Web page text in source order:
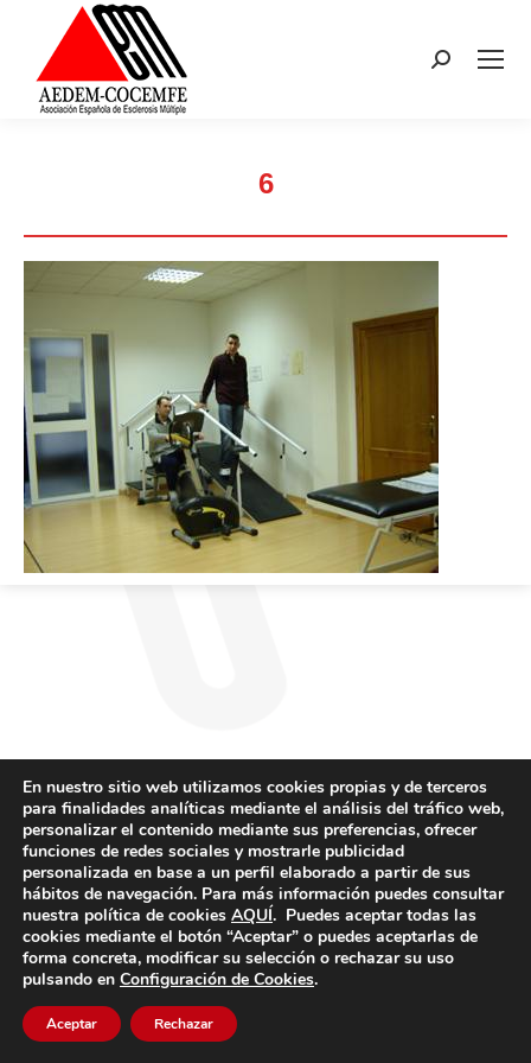
Buscar:
6
En nuestro sitio web utilizamos cookies propias y de terceros
para finalidades analíticas mediante el análisis del tráfico web,
personalizar el contenido mediante sus preferencias, ofrecer
funciones de redes sociales y mostrarle publicidad
personalizada en base a un perfil elaborado a partir de sus
hábitos de navegación. Para más información puedes consultar
nuestra política de cookies AQUÍ. Puedes aceptar todas las
cookies mediante el botón “Aceptar” o puedes aceptarlas de
forma concreta, modificar su selección o rechazar su uso
pulsando en Configuración de Cookies.
Aceptar Rechazar